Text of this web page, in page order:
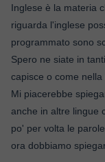
Inglese è la materia
riguarda l'inglese
programmato sono
Spero ne siate in
capisce o come
Mi piacerebbe
anche in altre lingue
po' per volta le
ora dobbiamo